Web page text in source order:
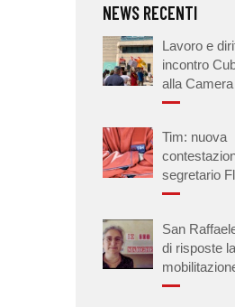
NEWS RECENTI
Lavoro e
incontro
alla Camera
Tim: nuova
segretario
San
di risposte la